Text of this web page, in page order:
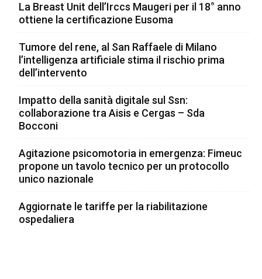
La Breast Unit dell’Irccs Maugeri per il 18° anno
ottiene la certificazione Eusoma
Tumore del rene, al San Raffaele di Milano
l’intelligenza artificiale stima il rischio prima
dell’intervento
Impatto della sanità digitale sul Ssn:
collaborazione tra Aisis e Cergas – Sda
Bocconi
Agitazione psicomotoria in emergenza: Fimeuc
propone un tavolo tecnico per un protocollo
unico nazionale
Aggiornate le tariffe per la riabilitazione
ospedaliera